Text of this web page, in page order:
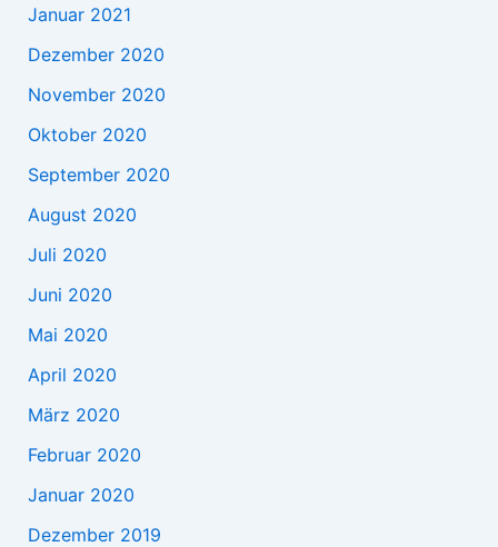
Januar 2021
Dezember 2020
November 2020
Oktober 2020
September 2020
August 2020
Juli 2020
Juni 2020
Mai 2020
April 2020
März 2020
Februar 2020
Januar 2020
Dezember 2019